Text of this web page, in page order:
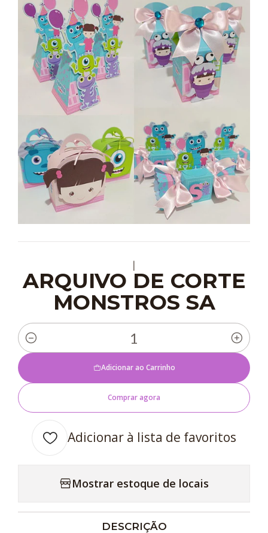
|
ARQUIVO DE CORTE
MONSTROS SA
Quantidade
Adicionar ao Carrinho
Comprar agora
Adicionar à lista de favoritos
Mostrar estoque de locais
DESCRIÇÃO